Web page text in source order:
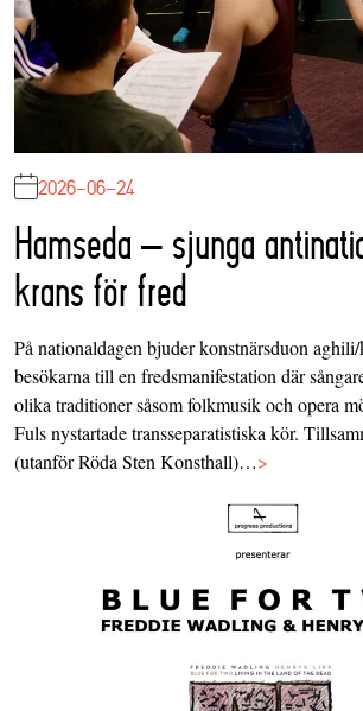
2026-06-24
Hamseda – sjunga
krans för fred
På nationaldagen bjuder konstnärsduon
besökarna till en fredsmanifestation där
olika traditioner såsom folkmusik och opera
Fuls nystartade transseparatistiska kör.
(utanför Röda Sten Konsthall)…>